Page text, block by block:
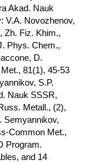
Akad. Nauk
V.A. Novozhenov,
Zh. Fiz. Khim.,
Phys. Chem.,
D.
81(1), 45-53
S.P.
Nauk SSSR,
Metall., (2),
Semyannikov,
Common Met.,
Program.
and 14